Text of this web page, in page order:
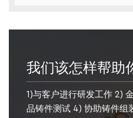
我们该怎样帮助
1)与客户进行研发工作 2)
品铸件测试 4) 协助铸件组